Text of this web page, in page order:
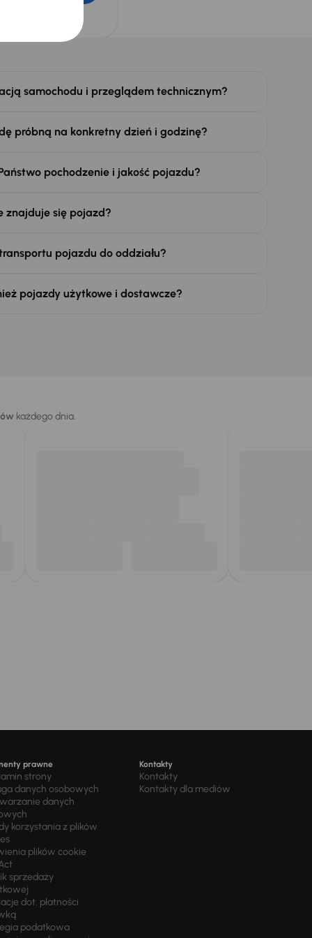
00 Praga 8, będzie
samochodu i przeglądem technicznym?
próbną na konkretny dzień i godzinę?
pochodzenie i jakość pojazdu?
znajduje się pojazd?
pojazdu do oddziału?
pojazdy użytkowe i dostawcze?
każdego dnia.
prawne
strony
danych osobowych
danych
korzystania z plików
plików cookie
sprzedaży
dot. płatności
podatkowa
Kontakty
Kontakty
Kontakty dla mediów